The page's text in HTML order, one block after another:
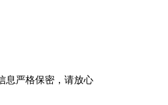
息严格保密，请放心